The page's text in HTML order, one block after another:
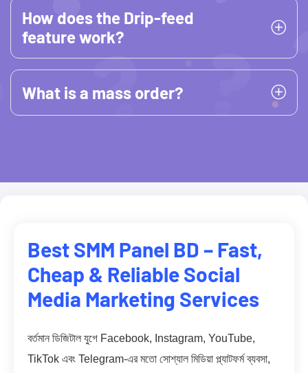
How does the Drip-feed
feature work?
What is a mass order?
Best SMM Panel BD – Fast,
Cheap & Reliable Social
Media Marketing Services
বর্তমান ডিজিটাল যুগে Facebook, Instagram, YouTube,
TikTok এবং Telegram-এর মতো সোশ্যাল মিডিয়া প্ল্যাটফর্ম ব্যবসা,